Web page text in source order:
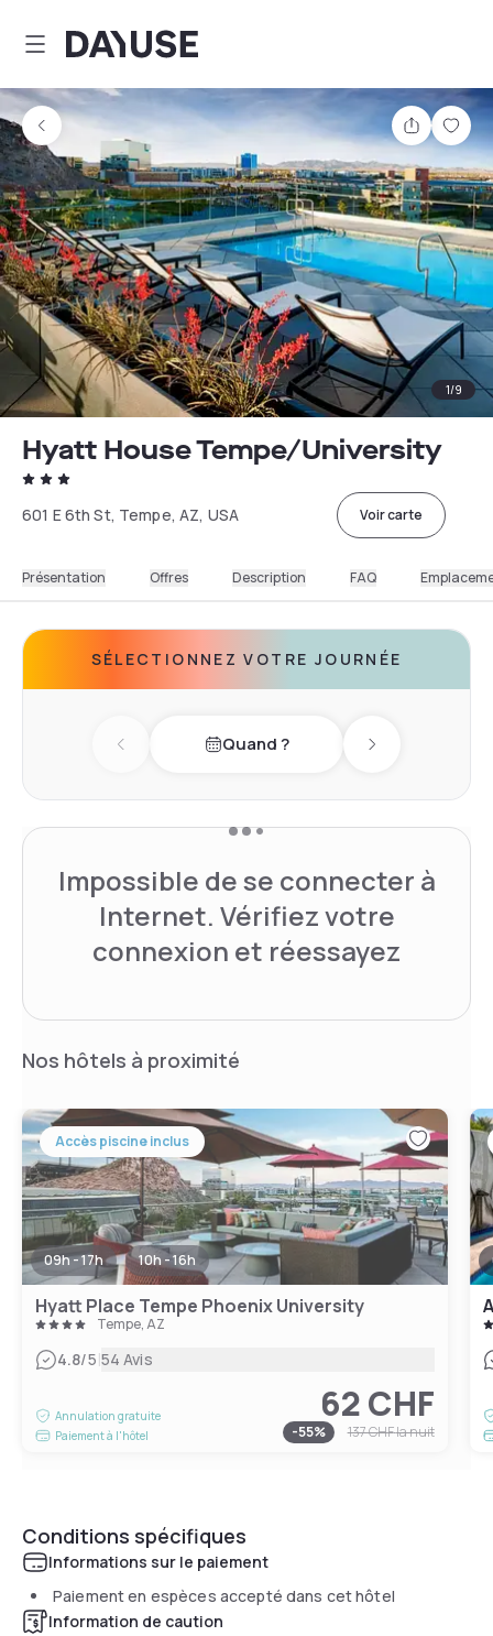
Dayuse
Partager
1/9
Hyatt House Tempe/University
601 E 6th St, Tempe, AZ, USA Voir carte
Présentation Offres Description FAQ
SÉLECTIONNEZ VOTRE JOURNÉE
Previous dayQuand ? Next day
Impossible de se connecter à
Internet. Vérifiez votre
connexion et réessayez
Nos hôtels à proximité
Accès piscine inclus
09h - 17h 10h - 16h
Hyatt Place Tempe Phoenix University
Tempe, AZ
4.8/5|54 Avis
Annulation gratuite
Paiement à l'hôtel
62 CHF
-55% 137 CHFla nuit
Conditions spécifiques
Informations sur le paiement
Paiement en espèces accepté dans cet hôtel
Information de caution